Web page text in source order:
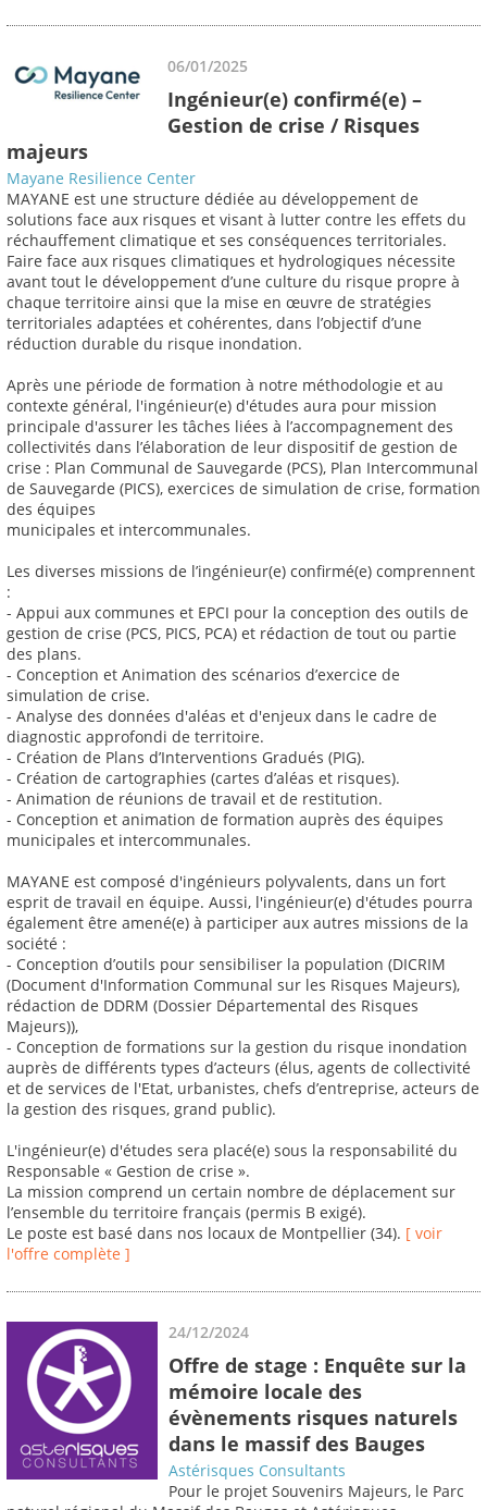
06/01/2025
Ingénieur(e) confirmé(e) –
Gestion de crise / Risques
majeurs
Mayane Resilience Center
MAYANE est une structure dédiée au développement de
solutions face aux risques et visant à lutter contre les effets du
réchauffement climatique et ses conséquences territoriales.
Faire face aux risques climatiques et hydrologiques nécessite
avant tout le développement d’une culture du risque propre à
chaque territoire ainsi que la mise en œuvre de stratégies
territoriales adaptées et cohérentes, dans l’objectif d’une
réduction durable du risque inondation.
Après une période de formation à notre méthodologie et au
contexte général, l'ingénieur(e) d'études aura pour mission
principale d'assurer les tâches liées à l’accompagnement des
collectivités dans l’élaboration de leur dispositif de gestion de
crise : Plan Communal de Sauvegarde (PCS), Plan Intercommunal
de Sauvegarde (PICS), exercices de simulation de crise, formation
des équipes
municipales et intercommunales.
Les diverses missions de l’ingénieur(e) confirmé(e) comprennent
:
- Appui aux communes et EPCI pour la conception des outils de
gestion de crise (PCS, PICS, PCA) et rédaction de tout ou partie
des plans.
- Conception et Animation des scénarios d’exercice de
simulation de crise.
- Analyse des données d'aléas et d'enjeux dans le cadre de
diagnostic approfondi de territoire.
- Création de Plans d’Interventions Gradués (PIG).
- Création de cartographies (cartes d’aléas et risques).
- Animation de réunions de travail et de restitution.
- Conception et animation de formation auprès des équipes
municipales et intercommunales.
MAYANE est composé d'ingénieurs polyvalents, dans un fort
esprit de travail en équipe. Aussi, l'ingénieur(e) d'études pourra
également être amené(e) à participer aux autres missions de la
société :
- Conception d’outils pour sensibiliser la population (DICRIM
(Document d'Information Communal sur les Risques Majeurs),
rédaction de DDRM (Dossier Départemental des Risques
Majeurs)),
- Conception de formations sur la gestion du risque inondation
auprès de différents types d’acteurs (élus, agents de collectivité
et de services de l'Etat, urbanistes, chefs d’entreprise, acteurs de
la gestion des risques, grand public).
L'ingénieur(e) d'études sera placé(e) sous la responsabilité du
Responsable « Gestion de crise ».
La mission comprend un certain nombre de déplacement sur
l’ensemble du territoire français (permis B exigé).
Le poste est basé dans nos locaux de Montpellier (34). [ voir
l'offre complète ]
24/12/2024
Offre de stage : Enquête sur la
mémoire locale des
évènements risques naturels
dans le massif des Bauges
Astérisques Consultants
Pour le projet Souvenirs Majeurs, le Parc